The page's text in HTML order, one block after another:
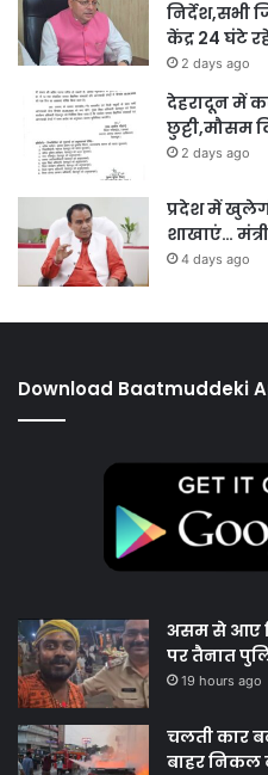
निर्देश,सभी
केंद्र 24 घंटे
2 days ago
देहरादून में
छुट्टी,मौसम
2 days ago
प्रदेश में
शाखाएं…
4 days ago
Download Baatmuddeki
असम से आए
पर तैनात
19 hours ago
चलती कार
बाहर निकल